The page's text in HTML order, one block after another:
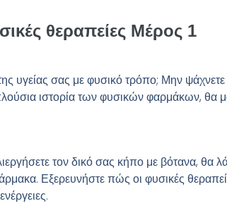
θεραπείες Μέρος 1
υγείας σας με φυσικό τρόπο; Μην
ιστορία των φυσικών φαρμάκων, θα
τον δικό σας κήπο με βότανα, θα
Εξερευνήστε πώς οι φυσικές